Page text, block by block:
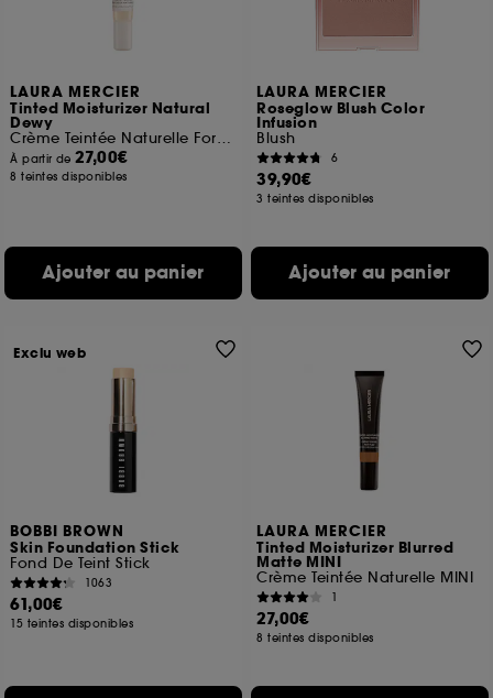
LAURA MERCIER
Tinted Moisturizer Natural
Dewy
Crème Teintée Naturelle Format Voyage
À partir de27,00€
8 teintes disponibles
Ajouter au panier
LAURA MERCIER
Roseglow Blush Color
Infusion
Blush
6
39,90€
3 teintes disponibles
Ajouter au panier
BOBBI BROWN
Skin Foundation Stick
Fond De Teint Stick
1063
61,00€
15 teintes disponibles
Exclu web
LAURA MERCIER
Tinted Moisturizer Blurred
Matte MINI
Crème Teintée Naturelle MINI
1
27,00€
8 teintes disponibles